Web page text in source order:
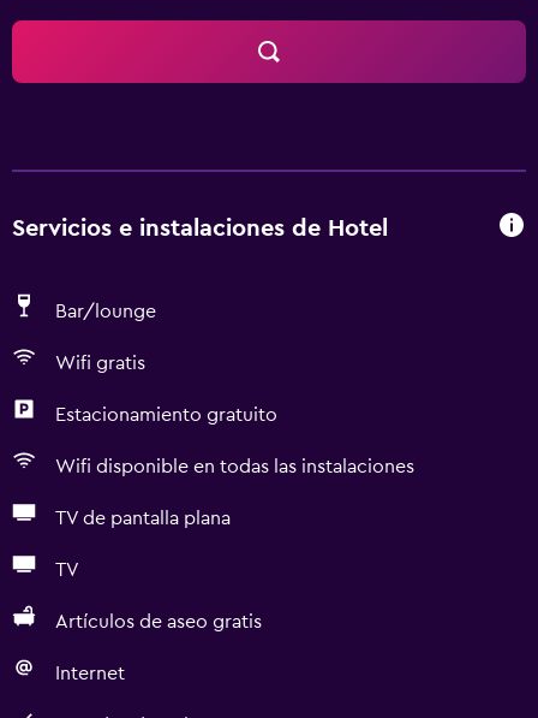
Servicios e instalaciones de Hotel
Bar/lounge
Wifi gratis
Estacionamiento gratuito
Wifi disponible en todas las instalaciones
TV de pantalla plana
TV
Artículos de aseo gratis
Internet